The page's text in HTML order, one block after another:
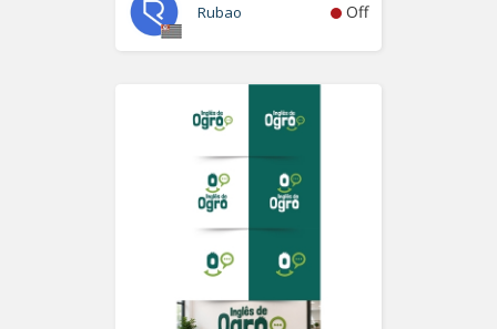
Rubao Off